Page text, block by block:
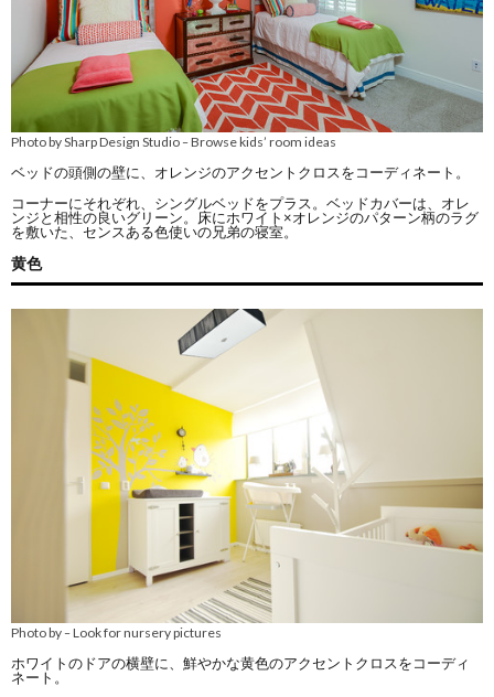
Photo by Sharp Design Studio–Browse kids’ room ideas
ベッドの頭側の壁に、オレンジのアクセントクロスをコーディネート。
コーナーにそれぞれ、シングルベッドをプラス。ベッドカバーは、オレ
ンジと相性の良いグリーン。床にホワイト×オレンジのパターン柄のラグ
を敷いた、センスある色使いの兄弟の寝室。
黄色
Photo by–Look for nursery pictures
ホワイトのドアの横壁に、鮮やかな黄色のアクセントクロスをコーディ
ネート。